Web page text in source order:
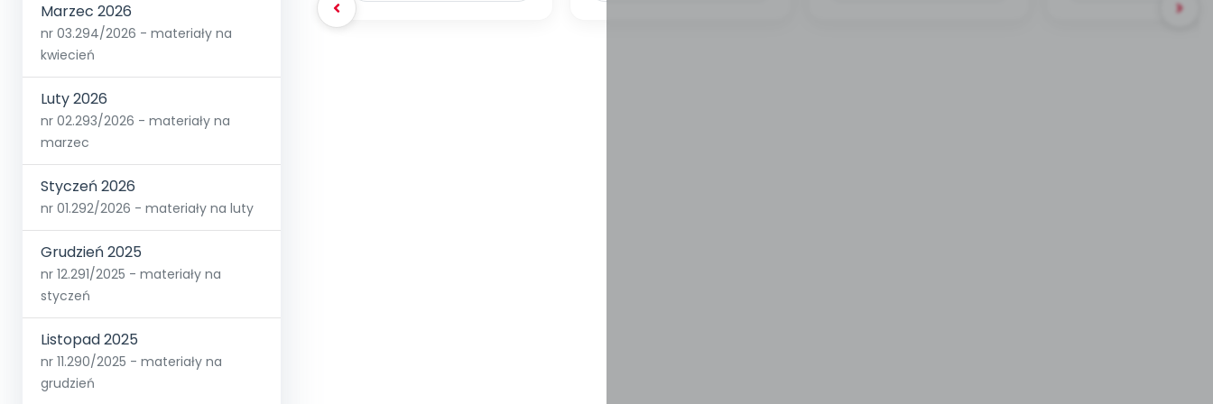
Marzec 2026
nr 03.294/2026 - materiały na
kwiecień
Luty 2026
nr 02.293/2026 - materiały na
marzec
Styczeń 2026
nr 01.292/2026 - materiały na luty
Grudzień 2025
nr 12.291/2025 - materiały na
styczeń
Listopad 2025
nr 11.290/2025 - materiały na
grudzień